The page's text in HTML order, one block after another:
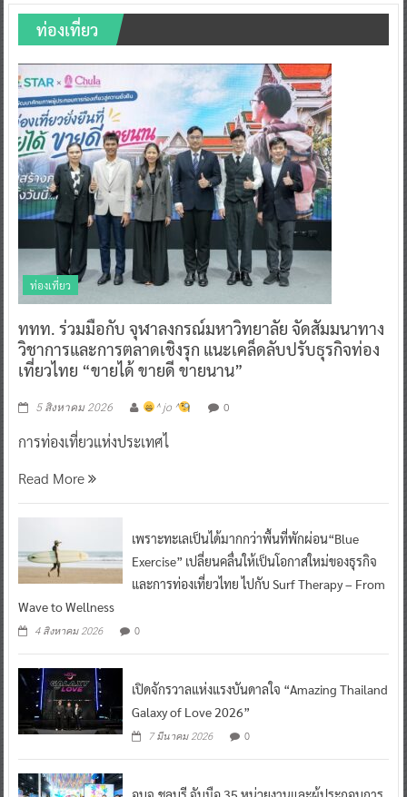
ท่องเที่ยว
ท่องเที่ยว
ททท. ร่วมมือกับ จุฬาลงกรณ์มหาวิทยาลัย จัดสัมมนาทาง
วิชาการและการตลาดเชิงรุก แนะเคล็ดลับปรับธุรกิจท่อง
เที่ยวไทย “ขายได้ ขายดี ขายนาน”
5 สิงหาคม 2026 ^ jo ^ 0
การท่องเที่ยวแห่งประเทศไ
Read More
เพราะทะเลเป็นได้มากกว่าพื้นที่พักผ่อน“Blue
Exercise” เปลี่ยนคลื่นให้เป็นโอกาสใหม่ของธุรกิจ
และการท่องเที่ยวไทย ไปกับ Surf Therapy – From
Wave to Wellness
4 สิงหาคม 2026 0
เปิดจักรวาลแห่งแรงบันดาลใจ “Amazing Thailand
Galaxy of Love 2026”
7 มีนาคม 2026 0